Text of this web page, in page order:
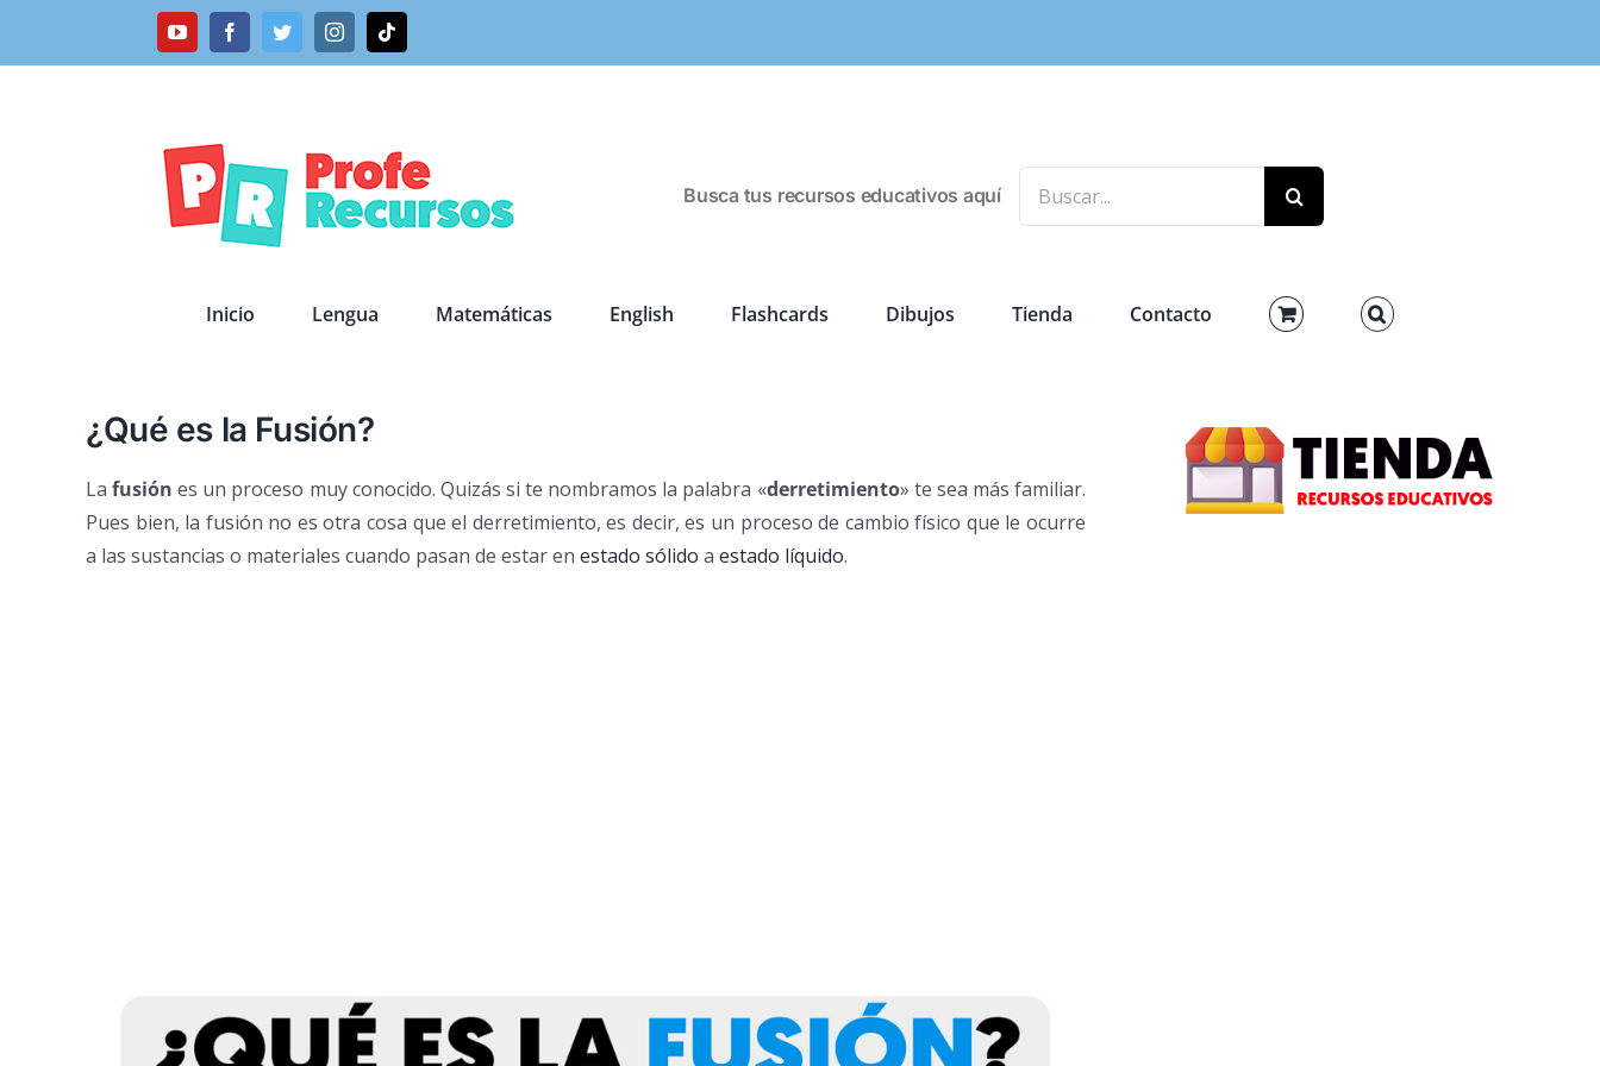
YouTubeFacebookTwitterInstagramTiktok
Busca tus recursos educativos aquí
Inicio Lengua Matemáticas English Flashcards Dibujos Tienda Contacto
¿Qué es la Fusión?
Lafusión es un proceso muy conocido. Quizás si te nombramos la palabra «derretimiento» te sea más familiar.
Pues bien, la fusión no es otra cosa que el derretimiento, es decir, es un proceso de cambio físico que le ocurre
a las sustancias o materiales cuando pasan de estar en estado sólido a estado líquido.